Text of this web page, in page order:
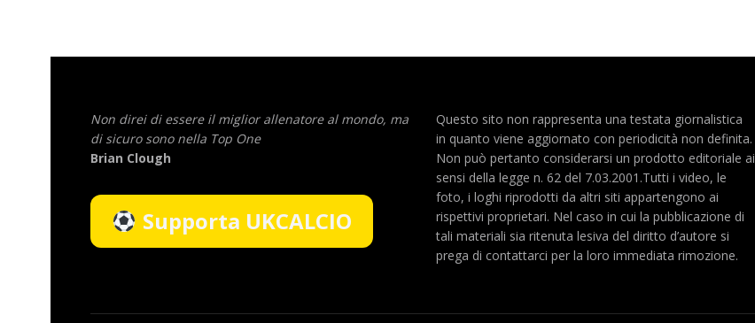
Non direi di essere il miglior allenatore al mondo, ma
di sicuro sono nella Top One
Brian Clough
Supporta UKCALCIO
Questo sito non rappresenta una testata giornalistica
in quanto viene aggiornato con periodicità non definita.
Non può pertanto considerarsi un prodotto editoriale ai
sensi della legge n. 62 del 7.03.2001.Tutti i video, le
foto, i loghi riprodotti da altri siti appartengono ai
rispettivi proprietari. Nel caso in cui la pubblicazione di
tali materiali sia ritenuta lesiva del diritto d’autore si
prega di contattarci per la loro immediata rimozione.